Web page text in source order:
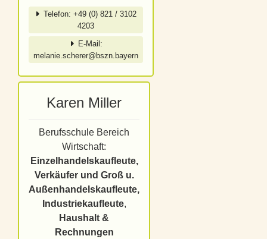
Telefon: +49 (0) 821 / 3102
4203
E-Mail:
melanie.scherer@bszn.bayern
Karen Miller
Berufsschule Bereich
Wirtschaft:
Einzelhandelskaufleute,
Verkäufer und Groß u.
Außenhandelskaufleute,
Industriekaufleute,
Haushalt &
Rechnungen